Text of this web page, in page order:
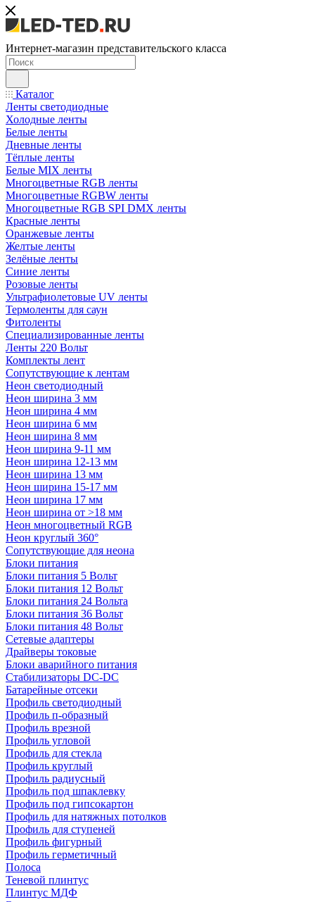
Интернет-магазин представительского класса
Каталог
Ленты светодиодные
Холодные ленты
Белые ленты
Дневные ленты
Тёплые ленты
Белые MIX ленты
Многоцветные RGB ленты
Многоцветные RGBW ленты
Многоцветные RGB SPI DMX ленты
Красные ленты
Оранжевые ленты
Желтые ленты
Зелёные ленты
Синие ленты
Розовые ленты
Ультрафиолетовые UV ленты
Термоленты для саун
Фитоленты
Специализированные ленты
Ленты 220 Вольт
Комплекты лент
Сопутствующие к лентам
Неон светодиодный
Неон ширина 3 мм
Неон ширина 4 мм
Неон ширина 6 мм
Неон ширина 8 мм
Неон ширина 9-11 мм
Неон ширина 12-13 мм
Неон ширина 13 мм
Неон ширина 15-17 мм
Неон ширина 17 мм
Неон ширина от >18 мм
Неон многоцветный RGB
Неон круглый 360°
Сопутствующие для неона
Блоки питания
Блоки питания 5 Вольт
Блоки питания 12 Вольт
Блоки питания 24 Вольта
Блоки питания 36 Вольт
Блоки питания 48 Вольт
Сетевые адаптеры
Драйверы токовые
Блоки аварийного питания
Стабилизаторы DC-DC
Батарейные отсеки
Профиль светодиодный
Профиль п-образный
Профиль врезной
Профиль угловой
Профиль для стекла
Профиль круглый
Профиль радиусный
Профиль под шпаклевку
Профиль под гипсокартон
Профиль для натяжных потолков
Профиль для ступеней
Профиль фигурный
Профиль герметичный
Полоса
Теневой плинтус
Плинтус МДФ